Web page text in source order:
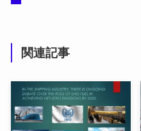
関連記事